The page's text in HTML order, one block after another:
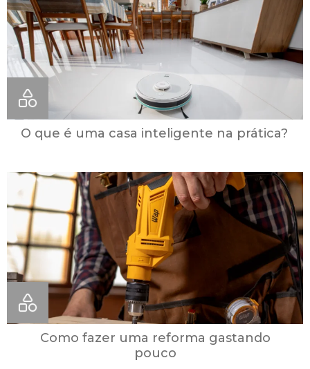
O que é uma casa inteligente na prática?
Como fazer uma reforma gastando
pouco